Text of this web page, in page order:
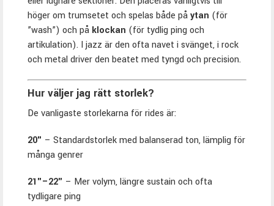
höger om trumsetet och spelas både påytan (för
”wash”) och på klockan (för tydlig ping och
artikulation). I jazz är den ofta navet i svänget, i rock
och metal driver den beatet med tyngd och precision.
Hur väljer jag rätt storlek?
De vanligaste storlekarna för rides är:
20" – Standardstorlek med balanserad ton, lämplig för
många genrer
21"–22" – Mer volym, längre sustain och ofta
tydligare ping